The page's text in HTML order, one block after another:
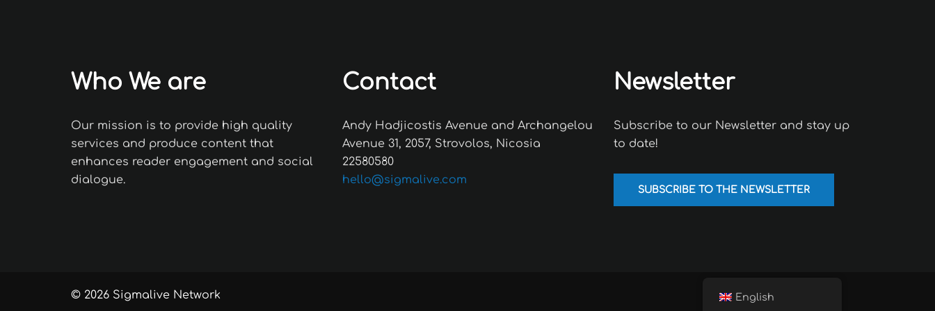
Who We are
Our mission is to provide high quality
services and produce content that
enhances reader engagement and social
dialogue.
Contact
Andy Hadjicostis Avenue and Archangelou
Avenue 31, 2057, Strovolos, Nicosia
22580580
hello@sigmalive.com
Newsletter
Subscribe to our Newsletter and stay up
to date!
SUBSCRIBE TO THE NEWSLETTER
© 2026 Sigmalive Network English